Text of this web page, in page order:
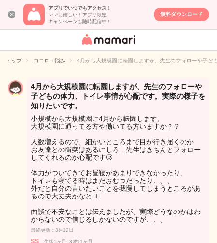
アプリでいつでもアクセス！
ママに嬉しい！アプリ限定
キャンペーンも随時配信中！
無料ダウンロード
女性専用匿名QA
イト
トップ ココロ・悩み 4月から大規模園に転園しますが、先生のフォローや子
4月から大規模園に転園しますが、先生のフォローや
子どもの体力、トイレ事情が心配です。実際の様子を
知りたいです。
小規模から大規模園に4月から転園します。
大規模園に通ってる方や働いてる方いますか？？
人数増えるので、細かいところまで目が行き届くのか
お友達との衝突はあるにしろ、先生はきちんとフォロー
してくれるのか心配です🥲
体力がついてきてお昼寝があまりできなかったり、
トイレも寝てる時はまだおむつだったり、、、
外だと自分の言いたいことを我慢してしまうところがあ
るので大丈夫かなと😵‍💫
面談で不安なことは伝えましたが、実際どうなのかはわ
からないので信じるしかないのですが、、、
最終更新：3月12日
SS 生後5ヶ月, 3歳11ヶ月